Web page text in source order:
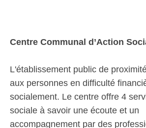
Centre Communal d’Action
L'établissement public de
aux personnes en difficulté
socialement. Le centre offre 4
sociale à savoir une écoute et un
accompagnement par des